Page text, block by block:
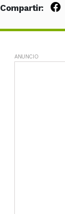
Compartir:
ANUNCIO